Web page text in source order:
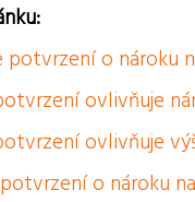
potvrzení o nároku
ovlivňuje
ovlivňuje
o nároku